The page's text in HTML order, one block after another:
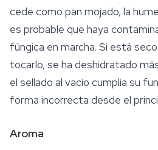
cede como pan mojado, la
es probable que haya
fúngica en marcha. Si está
tocarlo, se ha deshidratado
el sellado al vacío cumplía su
forma incorrecta desde el
Aroma